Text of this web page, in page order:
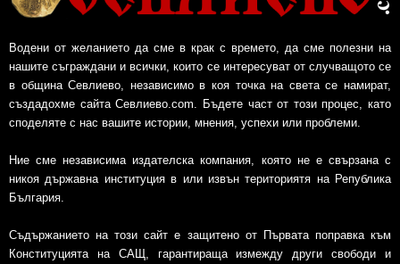
Водени от желанието да сме в крак с времето, да сме полезни на
нашите съграждани и всички, които се интересуват от случващото се
в община Севлиево, независимо в коя точка на света се намират,
създадохме сайта Севлиево.com. Бъдете част от този процес, като
споделяте с нас вашите истории, мнения, успехи или проблеми.
Ние сме независима издателска компания, която не е свързана с
никоя държавна институция в или извън териториятя на Република
България.
Съдържанието на този сайт е защитено от Първата поправка към
Конституцията на САЩ, гарантираща измежду други свободи и